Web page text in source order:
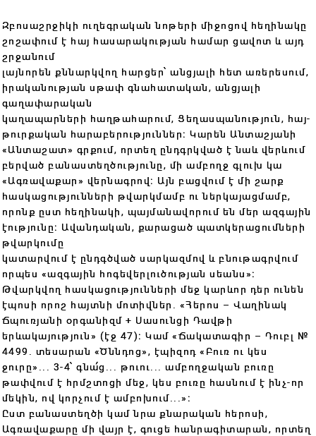
Զբոսաշրջիկի ուղեգրական նոթերի միջոցով հեղինակը
շոշափում է հայ հասարակության համար ցավոտ և այդ
շրջանում
լայնորեն քննարկվող հարցեր՝ անցյալի հետ առերեսում,
իրականության սթափ գնահատական, անցյալի
գաղափարական
կաղապարների հաղթահարում, Ցեղասպանություն, հայ-
թուրքական հարաբերություններ։ Կարեն Անտաշյանի
«Անտաշատ» գրքում, որտեղ ընդգրկված է նաև վերևում
բերված բանաստեղծությունը, մի ամբողջ գլուխ կա
«Ագռավաքար» վերնագրով։ Այն բացվում է մի շարք
հասկացությունների թվարկմամբ ու ներկայացմամբ,
որոնք ըստ հեղինակի, պայմանավորում են մեր ազգային
էությունը։ Ավանդական, քարացած պատկերացումների
թվարկումը
կատարվում է ընդգծված սարկազմով և բնութագրվում
որպես «ազգային հոգեվերլուծության սեանս»։
Թվարկվող հասկացությունների մեջ կարևոր դեր ունեն
էպոսի որոշ հայտնի մոտիվներ. «Հերոս – Վաղինակ
Ճպուռյանի օրգանիզմ + Սասունցի Դավթի
երևակայություն» (էջ 47)։ Կամ «Ճակատագիր – Դուբլ №
4499. տեսարան «Ծննդոց», էպիզոդ «Բուռ ու կես
ջուրը»... 3-4՝ գնա՛ց... թուու... ամբողջական բուռը
թափվում է հրմշտոցի մեջ, կես բուռը հասնում է ինչ-որ
մեկին, ով կորչում է ամբոխում...»։
Ըստ բանաստեղծի կամ նրա քնարական հերոսի,
Ագռավաքարը մի վայր է, գուցե հանրագիտարան, որտեղ